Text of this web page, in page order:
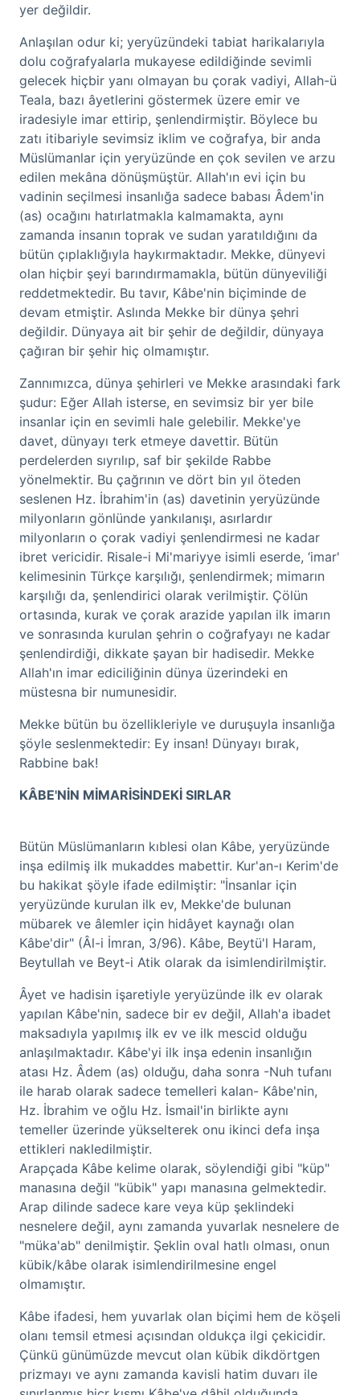
yer değildir.
Anlaşılan odur ki; yeryüzündeki tabiat harikalarıyla
dolu coğrafyalarla mukayese edildiğinde sevimli
gelecek hiçbir yanı olmayan bu çorak vadiyi, Allah-ü
Teala, bazı âyetlerini göstermek üzere emir ve
iradesiyle imar ettirip, şenlendirmiştir. Böylece bu
zatı itibariyle sevimsiz iklim ve coğrafya, bir anda
Müslümanlar için yeryüzünde en çok sevilen ve arzu
edilen mekâna dönüşmüştür. Allah'ın evi için bu
vadinin seçilmesi insanlığa sadece babası Âdem'in
(as) ocağını hatırlatmakla kalmamakta, aynı
zamanda insanın toprak ve sudan yaratıldığını da
bütün çıplaklığıyla haykırmaktadır. Mekke, dünyevi
olan hiçbir şeyi barındırmamakla, bütün dünyeviliği
reddetmektedir. Bu tavır, Kâbe'nin biçiminde de
devam etmiştir. Aslında Mekke bir dünya şehri
değildir. Dünyaya ait bir şehir de değildir, dünyaya
çağıran bir şehir hiç olmamıştır.
Zannımızca, dünya şehirleri ve Mekke arasındaki fark
şudur: Eğer Allah isterse, en sevimsiz bir yer bile
insanlar için en sevimli hale gelebilir. Mekke'ye
davet, dünyayı terk etmeye davettir. Bütün
perdelerden sıyrılıp, saf bir şekilde Rabbe
yönelmektir. Bu çağrının ve dört bin yıl öteden
seslenen Hz. İbrahim'in (as) davetinin yeryüzünde
milyonların gönlünde yankılanışı, asırlardır
milyonların o çorak vadiyi şenlendirmesi ne kadar
ibret vericidir. Risale-i Mi'mariyye isimli eserde, ‘imar'
kelimesinin Türkçe karşılığı, şenlendirmek; mimarın
karşılığı da, şenlendirici olarak verilmiştir. Çölün
ortasında, kurak ve çorak arazide yapılan ilk imarın
ve sonrasında kurulan şehrin o coğrafyayı ne kadar
şenlendirdiği, dikkate şayan bir hadisedir. Mekke
Allah'ın imar ediciliğinin dünya üzerindeki en
müstesna bir numunesidir.
Mekke bütün bu özellikleriyle ve duruşuyla insanlığa
şöyle seslenmektedir: Ey insan! Dünyayı bırak,
Rabbine bak!
KÂBE'NİN MİMARİSİNDEKİ SIRLAR
Bütün Müslümanların kıblesi olan Kâbe, yeryüzünde
inşa edilmiş ilk mukaddes mabettir. Kur'an-ı Kerim'de
bu hakikat şöyle ifade edilmiştir: "İnsanlar için
yeryüzünde kurulan ilk ev, Mekke'de bulunan
mübarek ve âlemler için hidâyet kaynağı olan
Kâbe'dir" (Âl-i İmran, 3/96). Kâbe, Beytü'l Haram,
Beytullah ve Beyt-i Atik olarak da isimlendirilmiştir.
Âyet ve hadisin işaretiyle yeryüzünde ilk ev olarak
yapılan Kâbe'nin, sadece bir ev değil, Allah'a ibadet
maksadıyla yapılmış ilk ev ve ilk mescid olduğu
anlaşılmaktadır. Kâbe'yi ilk inşa edenin insanlığın
atası Hz. Âdem (as) olduğu, daha sonra -Nuh tufanı
ile harab olarak sadece temelleri kalan- Kâbe'nin,
Hz. İbrahim ve oğlu Hz. İsmail'in birlikte aynı
temeller üzerinde yükselterek onu ikinci defa inşa
ettikleri nakledilmiştir.
Arapçada Kâbe kelime olarak, söylendiği gibi "küp"
manasına değil "kübik" yapı manasına gelmektedir.
Arap dilinde sadece kare veya küp şeklindeki
nesnelere değil, aynı zamanda yuvarlak nesnelere de
"müka'ab" denilmiştir. Şeklin oval hatlı olması, onun
kübik/kâbe olarak isimlendirilmesine engel
olmamıştır.
Kâbe ifadesi, hem yuvarlak olan biçimi hem de köşeli
olanı temsil etmesi açısından oldukça ilgi çekicidir.
Çünkü günümüzde mevcut olan kübik dikdörtgen
prizmayı ve aynı zamanda kavisli hatim duvarı ile